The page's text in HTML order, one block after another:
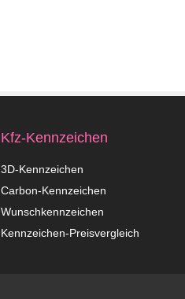
Kfz-Kennzeichen
3D-Kennzeichen
Carbon-Kennzeichen
Wunschkennzeichen
Kennzeichen-Preisvergleich